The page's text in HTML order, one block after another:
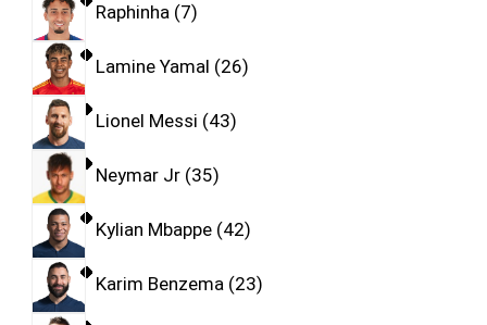
Raphinha 7
Lamine Yamal 26
Lionel Messi 43
Neymar Jr 35
Kylian Mbappe 42
Karim Benzema 23